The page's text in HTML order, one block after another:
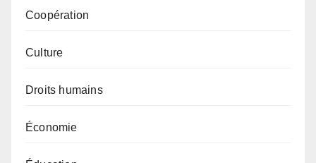
Coopération
Culture
Droits humains
Économie